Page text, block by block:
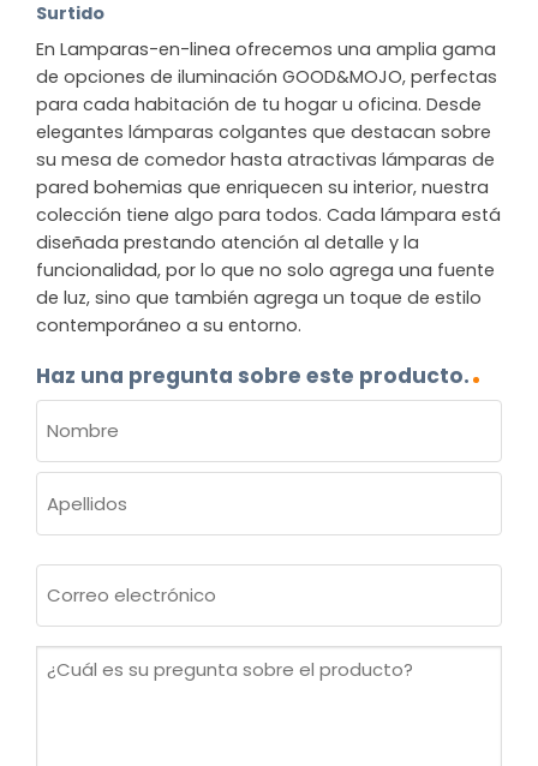
Surtido
En Lamparas-en-linea ofrecemos una amplia gama
de opciones de iluminación GOOD&MOJO, perfectas
para cada habitación de tu hogar u oficina. Desde
elegantes lámparas colgantes que destacan sobre
su mesa de comedor hasta atractivas lámparas de
pared bohemias que enriquecen su interior, nuestra
colección tiene algo para todos. Cada lámpara está
diseñada prestando atención al detalle y la
funcionalidad, por lo que no solo agrega una fuente
de luz, sino que también agrega un toque de estilo
contemporáneo a su entorno.
Haz una pregunta sobre este producto.
(OBLIGATORIO)
Nombre
electrónico
¿Cuál